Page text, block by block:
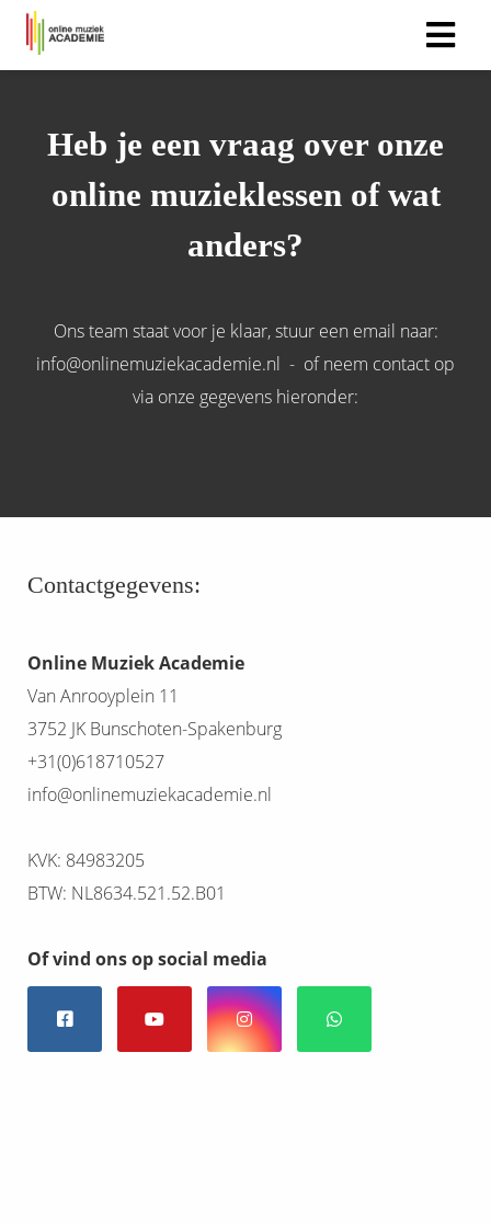
Heb je een vraag over onze
online muzieklessen of wat
anders?
Ons team staat voor je klaar, stuur een email naar:
info@onlinemuziekacademie.nl - of neem contact op
via onze gegevens hieronder:
Contactgegevens:
Online Muziek Academie
Van Anrooyplein 11
3752 JK Bunschoten-Spakenburg
+31(0)618710527
info@onlinemuziekacademie.nl
KVK: 84983205
BTW: NL8634.521.52.B01
Of vind ons op social media